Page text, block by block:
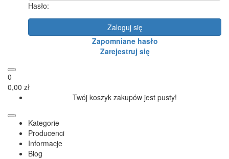
Hasło:
Zaloguj się
Zapomniane hasło
Zarejestruj się
0
0,00 zł
Twój koszyk zakupów jest pusty!
Kategorie
Producenci
Informacje
Blog